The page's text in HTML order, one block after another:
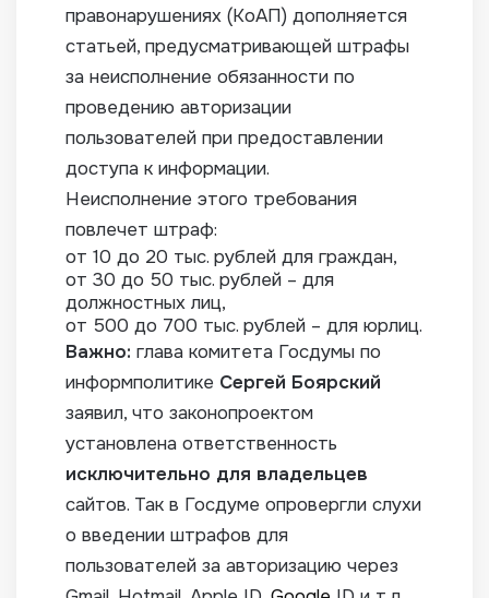
правонарушениях (КоАП) дополняется
статьей, предусматривающей штрафы
за неисполнение обязанности по
проведению авторизации
пользователей при предоставлении
доступа к информации.
Неисполнение этого требования
повлечет штраф:
от 10 до 20 тыс. рублей для граждан,
от 30 до 50 тыс. рублей – для
должностных лиц,
от 500 до 700 тыс. рублей – для юрлиц.
Важно: глава комитета Госдумы по
информполитике Сергей Боярский
заявил, что законопроектом
установлена ответственность
исключительно для владельцев
сайтов. Так в Госдуме опровергли слухи
о введении штрафов для
пользователей за авторизацию через